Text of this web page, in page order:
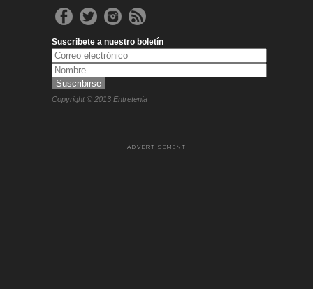
Suscribete a nuestro boletín
Copyright © 2013 Entretenia
ADVERTISEMENT